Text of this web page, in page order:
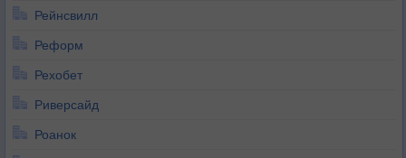
Рейнсвилл
Реформ
Рехобет
Риверсайд
Роанок